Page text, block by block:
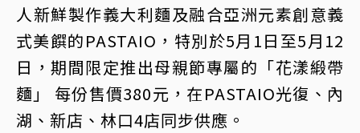
人新鮮製作義大利麵及融合亞洲元素創意義
式美饌的PASTAIO，特別於5月1日至5月12
日，期間限定推出母親節專屬的「花漾緞帶
麵」 每份售價380元，在PASTAIO光復、內
湖、新店、林口4店同步供應。